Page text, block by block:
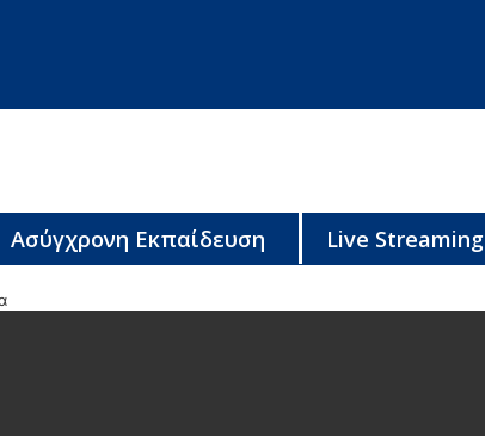
Ασύγχρονη Εκπαίδευση Live Streaming